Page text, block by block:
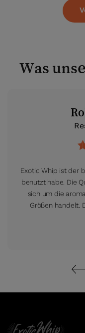
Was
Exotic Whip ist der
benutzt habe. Die
sich um die
Größen handelt.